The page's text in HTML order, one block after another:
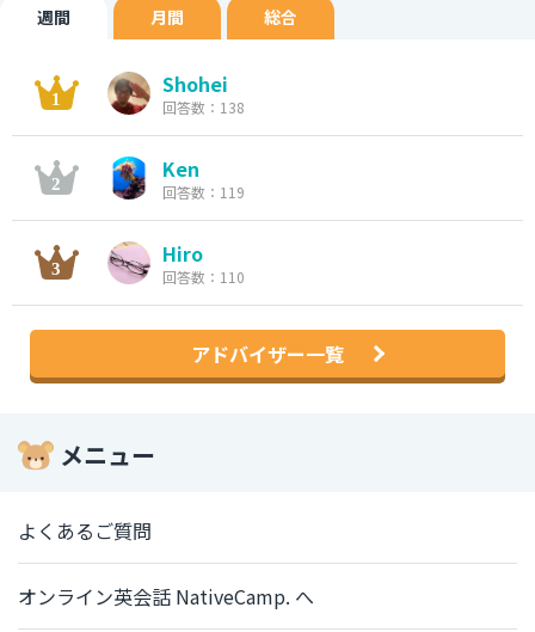
週間 月間 総合
Shohei
回答数：138
Ken
回答数：119
Hiro
回答数：110
アドバイザー一覧
メニュー
よくあるご質問
オンライン英会話 NativeCamp. へ